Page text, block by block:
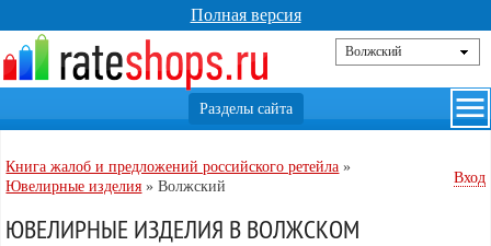
Полная версия
Книга жалоб и предложений российского ретейла »
Ювелирные изделия »Волжский
Вход
ЮВЕЛИРНЫЕ ИЗДЕЛИЯ В ВОЛЖСКОМ